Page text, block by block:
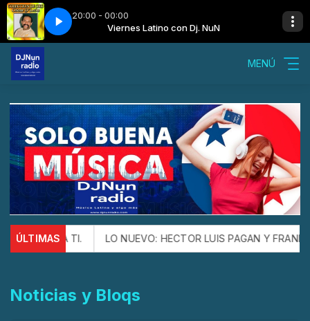
20:00 - 00:00
Viernes Latino con Dj. NuN
vela Oscar De León - Me prendiste vela
con Dj. NuN Sábado Latino (Madrugada) con Dj. NuN
MENÚ
ÚLTIMASLO NUEVO: HECTOR LUIS PAGAN Y FRANKIE VAZQUEZ
Noticias y Bloqs